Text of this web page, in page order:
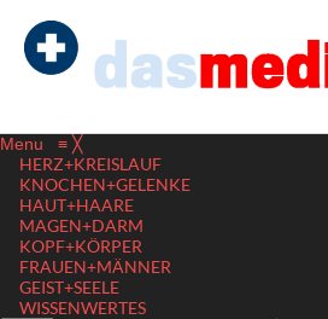
Menu ≡ ╳
HERZ+KREISLAUF
KNOCHEN+GELENKE
HAUT+HAARE
MAGEN+DARM
KOPF+KÖRPER
FRAUEN+MÄNNER
GEIST+SEELE
WISSENWERTES